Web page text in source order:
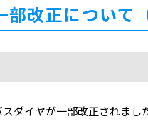
改正について
ダイヤが一部改正されまし